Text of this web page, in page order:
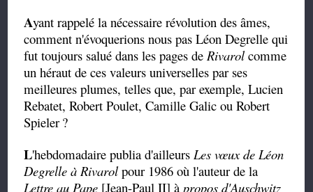
Ayant rappelé la nécessaire révolution des âmes,
comment n'évoquerions nous pas Léon Degrelle qui
fut toujours salué dans les pages de Rivarolcomme
un héraut de ces valeurs universelles par ses
meilleures plumes, telles que, par exemple, Lucien
Rebatet, Robert Poulet, Camille Galic ou Robert
Spieler ?
L'hebdomadaire publia d'ailleurs Les vœux de Léon
Degrelle à Rivarolpour 1986 où l'auteur de la
Lettre au Pape [Jean-Paul II] àpropos d'Auschwitz